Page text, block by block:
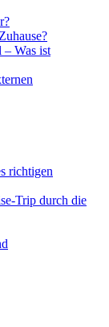
Was ist
richtigen
Trip durch die